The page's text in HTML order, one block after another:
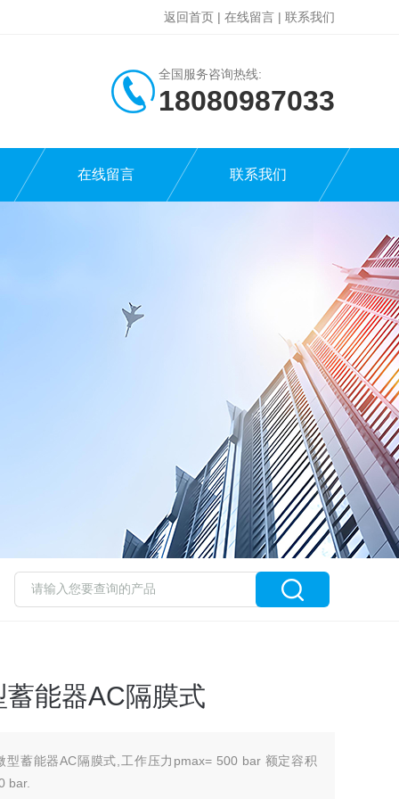
返回首页 | 在线留言 | 联系我们
全国服务咨询热线:
18080987033
在线留言 联系我们
能器AC隔膜式
型蓄能器AC隔膜式,工作压力pmax= 500 bar 额定容积
bar.